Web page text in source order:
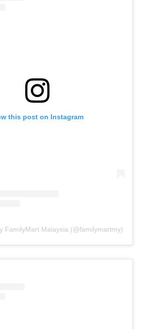
this post on Instagram
FamilyMart Malaysia (@familymartmy)